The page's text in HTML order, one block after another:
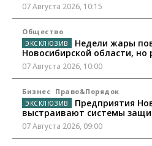
07 Августа 2026, 10:15
Общество
Недели жары
Новосибирской области,
07 Августа 2026, 10:00
Бизнес Право&Порядок
Предприятия
выстраивают системы
07 Августа 2026, 09:00